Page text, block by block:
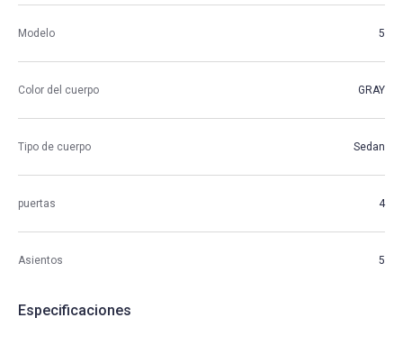
Modelo 5
Color del cuerpo GRAY
Tipo de cuerpo Sedan
puertas 4
Asientos 5
Especificaciones